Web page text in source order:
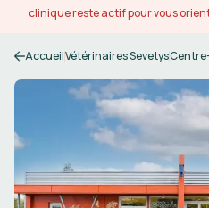
clinique reste actif pour vous
AccueilVétérinaires Sevetys